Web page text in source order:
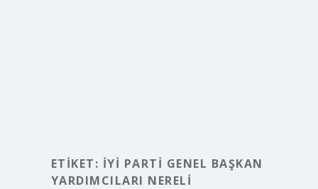
ETIKET: İYİ PARTI GENEL BAŞKAN
YARDIMCILARI NERELI